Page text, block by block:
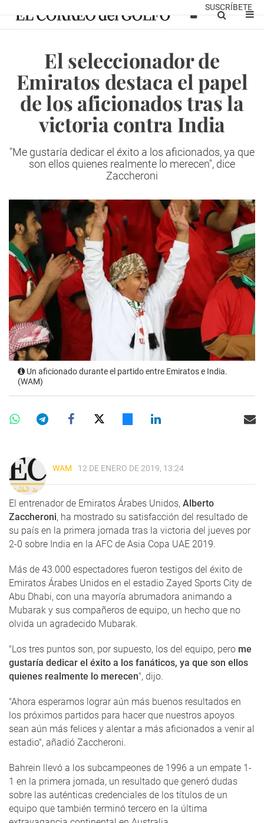
SUSCRÍBETE
El seleccionador de
Emiratos destaca el papel
de los aficionados tras la
victoria contra India
"Me gustaría dedicar el éxito a los aficionados, ya que
son ellos quienes realmente lo merecen", dice
Zaccheroni
Un aficionado durante el partido entre Emiratos e India.
(WAM)
WAM 12 DE ENERO DE 2019, 13:24
El entrenador de Emiratos Árabes Unidos, Alberto
Zaccheroni, ha mostrado su satisfacción del resultado de
su país en la primera jornada tras la victoria del jueves por
2-0 sobre India en la AFC de Asia Copa UAE 2019.
Más de 43.000 espectadores fueron testigos del éxito de
Emiratos Árabes Unidos en el estadio Zayed Sports City de
Abu Dhabi, con una mayoría abrumadora animando a
Mubarak y sus compañeros de equipo, un hecho que no
olvida un agradecido Mubarak.
"Los tres puntos son, por supuesto, los del equipo, pero me
gustaría dedicar el éxito a los fanáticos, ya que son ellos
quienes realmente lo merecen", dijo.
"Ahora esperamos lograr aún más buenos resultados en
los próximos partidos para hacer que nuestros apoyos
sean aún más felices y alentar a más aficionados a venir al
estadio", añadió Zaccheroni.
Bahrein llevó a los subcampeones de 1996 a un empate 1-
1 en la primera jornada, un resultado que generó dudas
sobre las auténticas credenciales de los títulos de un
equipo que también terminó tercero en la última